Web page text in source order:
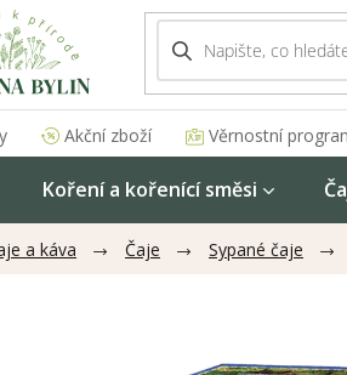
Akční zboží Věrnostní
Koření a kořenící směsi
a káva Čaje Sypané čaje